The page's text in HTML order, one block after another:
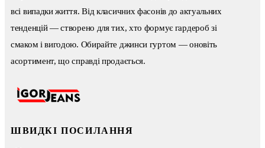
всі випадки життя. Від класичних фасонів до актуальних
тенденцій — створено для тих, хто формує гардероб зі
смаком і вигодою. Обирайте джинси гуртом — оновіть
асортимент, що справді продається.
ШВИДКІ ПОСИЛАННЯ